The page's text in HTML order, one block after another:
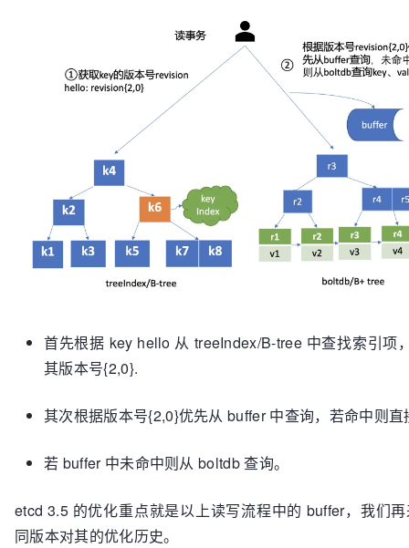
首先根据 key hello 从 treeIndex/B-tree 中查找索引项
其版本号{2,0}.
其次根据版本号{2,0}优先从 buffer 中查询，若命中则直
若 buffer 中未命中则从 boltdb 查询。
etcd 3.5 的优化重点就是以上读写流程中的 buffer，我们
同版本对其的优化历史。